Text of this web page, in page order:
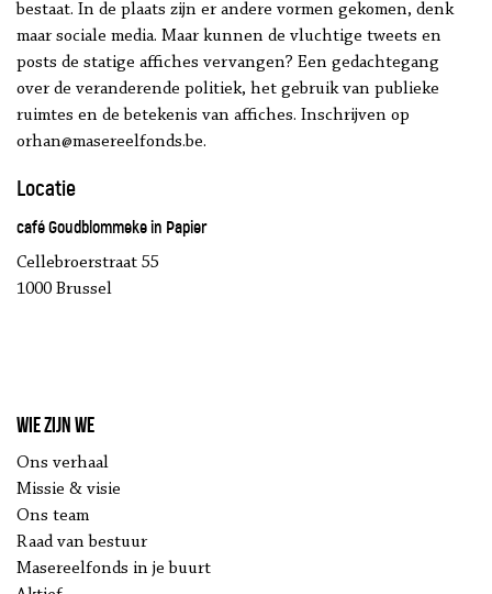
bestaat. In de plaats zijn er andere vormen gekomen, denk
maar sociale media. Maar kunnen de vluchtige tweets en
posts de statige affiches vervangen? Een gedachtegang
over de veranderende politiek, het gebruik van publieke
ruimtes en de betekenis van affiches. Inschrijven op
orhan@masereelfonds.be.
Locatie
café Goudblommeke in Papier
Cellebroerstraat 55
1000 Brussel
Wie zijn we
Ons verhaal
Missie & visie
Ons team
Raad van bestuur
Masereelfonds in je buurt